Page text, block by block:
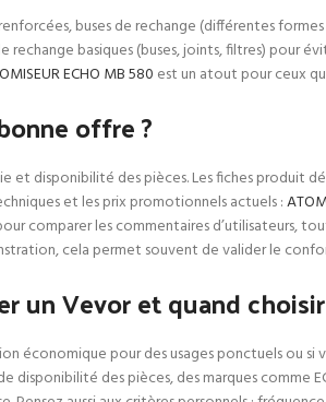
buses de rechange (différentes
basiques (buses, joints, filtres) pour
ECHO MB 580 est un atout pour ceux
offre ?
et disponibilité des pièces. Les fiches
et les prix promotionnels actuels :
comparer les commentaires d’utilisateurs,
cela permet souvent de valider le
un Vevor et quand
économique pour des usages ponctuels ou si
disponibilité des pièces, des marques comme